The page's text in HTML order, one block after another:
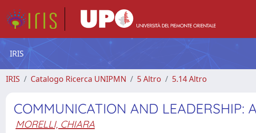
IRIS
IRIS Catalogo Ricerca UNIPMN 5 Altro 5.14 Altro
COMMUNICATION AND LEADERSHIP:
MORELLI, CHIARA